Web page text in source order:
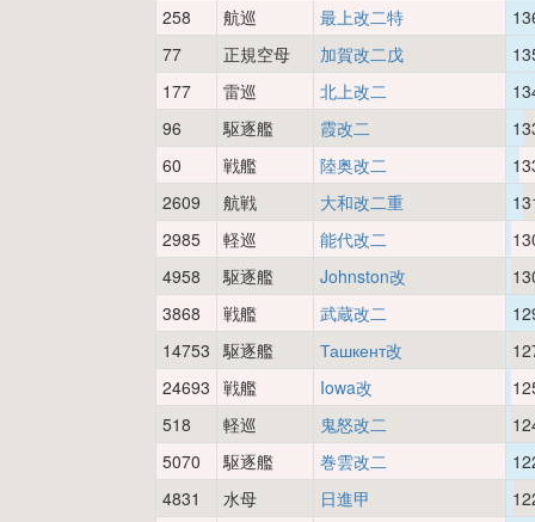
258
航巡 最上改二特
77
正規空母 加賀改二戊
177
雷巡 北上改二
96
駆逐艦 霞改二
60
戦艦 陸奥改二
2609
航戦 大和改二重
2985
軽巡 能代改二
4958
駆逐艦 Johnston改
3868
戦艦 武蔵改二
14753 駆逐艦 Ташкент改
24693 戦艦 Iowa改
518
軽巡 鬼怒改二
5070
駆逐艦 巻雲改二
4831
水母 日進甲